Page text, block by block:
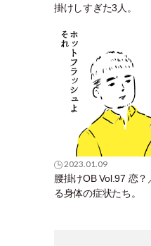
掛けしすぎた3人。
2023.01.09
腰掛けOB Vol.97 恋
る身体の症状たち。